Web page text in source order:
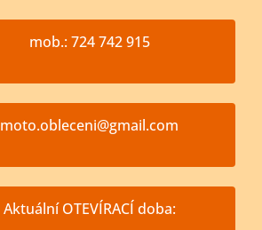
mob.: 724 742 915
moto.obleceni@gmail.com
Aktuální OTEVÍRACÍ doba: